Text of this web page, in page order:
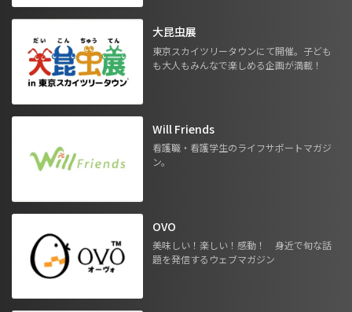
大昆虫展
東京スカイツリータウンにて開催。子ども
も大人もみんなで楽しめる企画が満載！
Will Friends
看護職・看護学生のライフサポートマガジ
ン。
OVO
美味しい！楽しい！感動！ 身近で旬な話
題を発信するウェブマガジン